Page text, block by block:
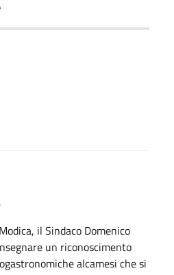
il Sindaco Domenico
un riconoscimento
alcamesi che si